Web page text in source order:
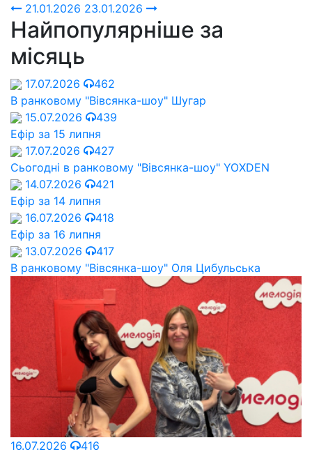
21.01.2026 23.01.2026
Найпопулярніше за
місяць
17.07.2026
462
В ранковому "Вівсянка-шоу" Шугар
15.07.2026
439
Ефір за 15 липня
17.07.2026
427
Сьогодні в ранковому "Вівсянка-шоу" YOXDEN
14.07.2026
421
Ефір за 14 липня
16.07.2026
418
Ефір за 16 липня
13.07.2026
417
В ранковому "Вівсянка-шоу" Оля Цибульська
16.07.2026
416